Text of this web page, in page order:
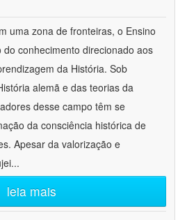
uma zona de fronteiras, o Ensino
conhecimento direcionado aos
da História. Sob
alemã e das teorias da
desse campo têm se
da consciência histórica de
Apesar da valorização e
...
leia mais